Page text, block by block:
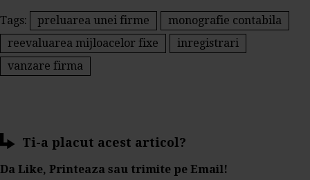
Tags: preluarea unei firme
monografie contabila
reevaluarea mijloacelor fixe
inregistrari
vanzare firma
Ti-a placut acest articol?
Da Like, Printeaza sau trimite pe Email!